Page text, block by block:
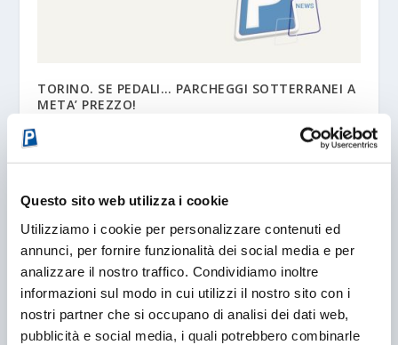
Questo sito web utilizza i cookie
Utilizziamo i cookie per personalizzare contenuti ed
annunci, per fornire funzionalità dei social media e per
analizzare il nostro traffico. Condividiamo inoltre
informazioni sul modo in cui utilizzi il nostro sito con i
nostri partner che si occupano di analisi dei dati web,
pubblicità e social media, i quali potrebbero combinarle
TORINO. SE PEDALI… PARCHEGGI SOTTERRANEI A
META’ PREZZO!